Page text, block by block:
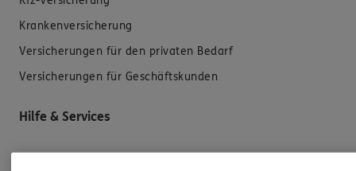
Krankenversicherung
Versicherungen für den privaten Bedarf
Versicherungen für Geschäftskunden
Hilfe & Services